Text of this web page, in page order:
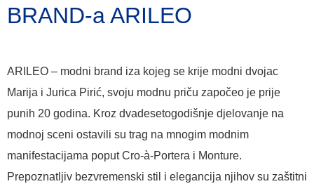
BRAND-a ARILEO
ARILEO – modni brand iza kojeg se krije modni dvojac
Marija i Jurica Pirić, svoju modnu priču započeo je prije
punih 20 godina. Kroz dvadesetogodišnje djelovanje na
modnoj sceni ostavili su trag na mnogim modnim
manifestacijama poput Cro-à-Portera i Monture.
Prepoznatljiv bezvremenski stil i elegancija njihov su zaštitni